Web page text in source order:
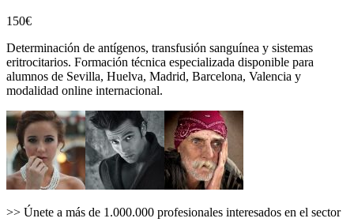
150€
Determinación de antígenos, transfusión sanguínea y sistemas
eritrocitarios. Formación técnica especializada disponible para
alumnos de Sevilla, Huelva, Madrid, Barcelona, Valencia y
modalidad online internacional.
>> Únete a más de 1.000.000 profesionales interesados en el sector